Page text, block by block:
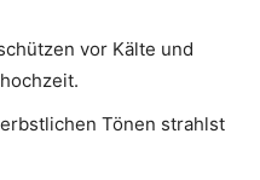
vor Kälte und
Tönen strahlst